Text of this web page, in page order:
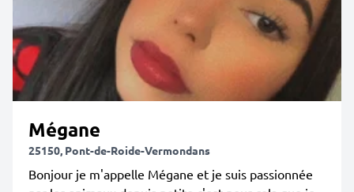
Mégane
25150, Pont-de-Roide-Vermondans
Bonjour je m'appelle Mégane et je suis passionnée